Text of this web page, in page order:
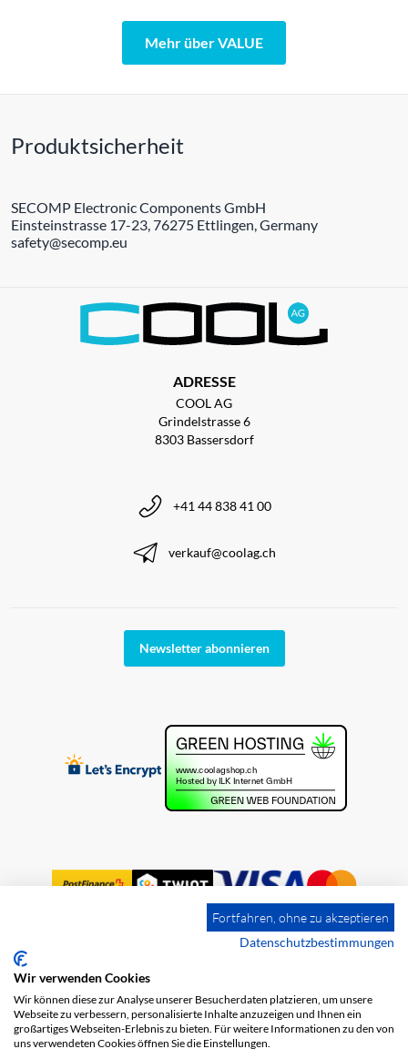
Mehr über VALUE
Produktsicherheit
SECOMP Electronic Components GmbH
Einsteinstrasse 17-23, 76275 Ettlingen, Germany
safety@secomp.eu
ADRESSE
COOL AG
Grindelstrasse 6
8303 Bassersdorf
+41 44 838 41 00
verkauf@coolag.ch
Newsletter abonnieren
Impressum
Datenschutz
Fortfahren, ohne zu akzeptieren
Datenschutzbestimmungen
Wir verwenden Cookies
Wir können diese zur Analyse unserer Besucherdaten platzieren, um unsere
Webseite zu verbessern, personalisierte Inhalte anzuzeigen und Ihnen ein
großartiges Webseiten-Erlebnis zu bieten. Für weitere Informationen zu den von
uns verwendeten Cookies öffnen Sie die Einstellungen.